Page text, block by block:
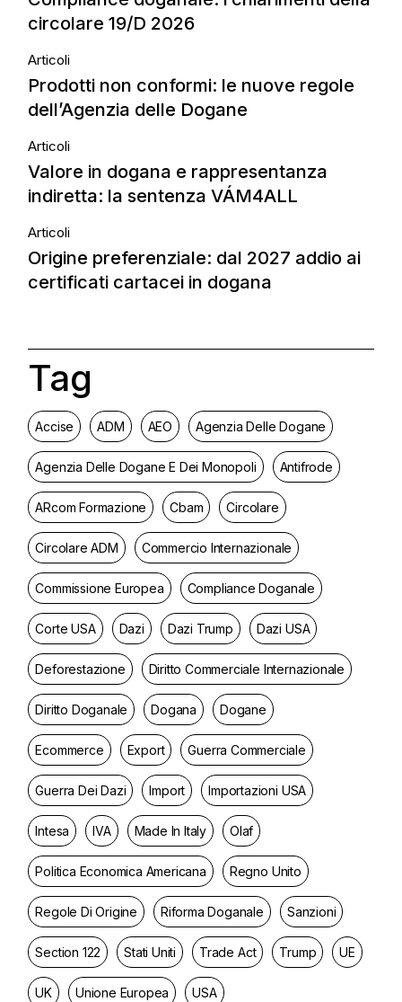
circolare 19/D 2026
Articoli
Prodotti non conformi: le nuove regole
dell’Agenzia delle Dogane
Articoli
Valore in dogana e rappresentanza
indiretta: la sentenza VÁM4ALL
Articoli
Origine preferenziale: dal 2027 addio ai
certificati cartacei in dogana
Tag
Accise ADM AEO Agenzia Delle Dogane
Agenzia Delle Dogane E Dei Monopoli Antifrode
ARcom Formazione Cbam Circolare
Circolare ADM Commercio Internazionale
Commissione Europea Compliance Doganale
Corte USA Dazi Dazi Trump Dazi USA
Deforestazione Diritto Commerciale Internazionale
Diritto Doganale Dogana Dogane
Ecommerce Export Guerra Commerciale
Guerra Dei Dazi Import Importazioni USA
Intesa IVA Made In Italy Olaf
Politica Economica Americana Regno Unito
Regole Di Origine Riforma Doganale Sanzioni
Section 122 Stati Uniti Trade Act Trump UE
UK Unione Europea USA